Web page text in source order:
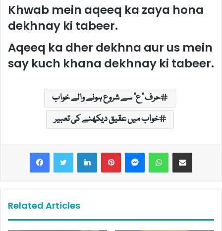
Khwab mein aqeeq ka zaya hona
dekhnay ki tabeer.
Aqeeq ka dher dekhna aur us mein
say kuch khana dekhnay ki tabeer.
حرف "ع" سے شروع ہونے والے خواب
خواب میں عقیق دیکھنے کی تعبیر
LinkedInPinterestMessengerWhatsAppShare via Email
Related Articles